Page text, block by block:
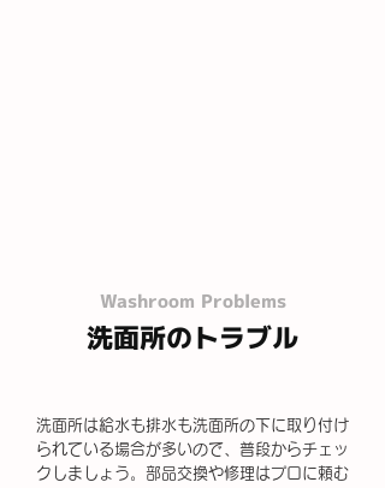
Washroom Problems
洗面所のトラブル
洗面所は給水も排水も洗面所の下に取り付け
られている場合が多いので、普段からチェッ
クしましょう。部品交換や修理はプロに頼む